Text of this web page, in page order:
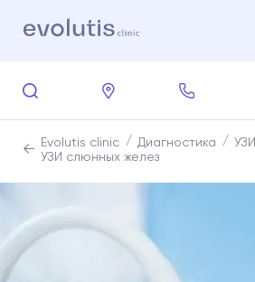
Evolutis clinic Диагностика УЗИ
УЗИ слюнных желез